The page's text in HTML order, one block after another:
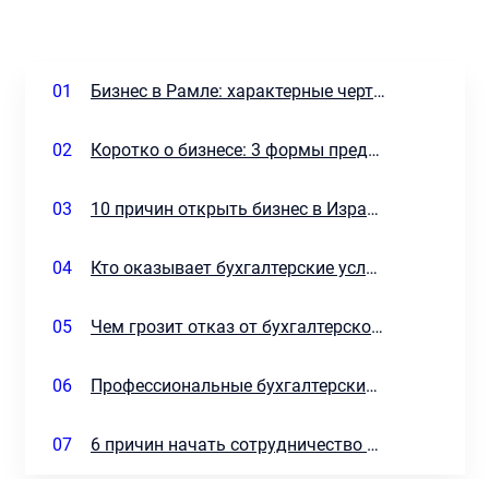
01 Бизнес в Рамле: характерные черты города и преуспевающие сферы
02 Коротко о бизнесе: 3 формы предпринимательства в Израиле
03 10 причин открыть бизнес в Израиле
04 Кто оказывает бухгалтерские услуги для бизнеса
05 Чем грозит отказ от бухгалтерского обслуживания
06 Профессиональные бухгалтерские услуги от аудит-компании Эдгара Агаева
07 6 причин начать сотрудничество с командой Эдгара Агаева